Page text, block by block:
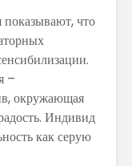
что
–
окружающая
Индивид
как серую